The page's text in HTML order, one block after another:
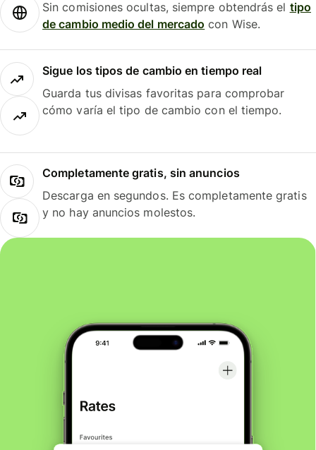
Sin comisiones ocultas, siempre obtendrás el tipo
de cambio medio del mercado con Wise.
Sigue los tipos de cambio en tiempo real
Guarda tus divisas favoritas para comprobar
cómo varía el tipo de cambio con el tiempo.
Completamente gratis, sin anuncios
Descarga en segundos. Es completamente gratis
y no hay anuncios molestos.